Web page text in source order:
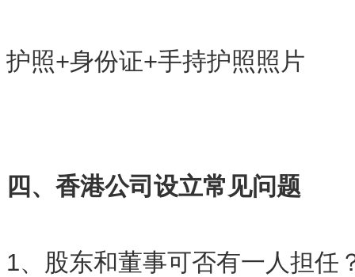
护照+身份证+手持护照照片
四、香港公司设立常见问题
1、股东和董事可否有一人担任